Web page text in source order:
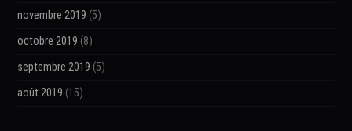
novembre 2019 (5)
octobre 2019 (8)
septembre 2019 (5)
août 2019 (15)